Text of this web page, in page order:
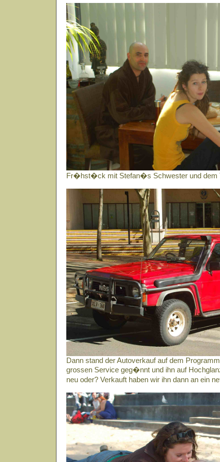
Fr�hst�ck mit Stefan�s Schwester und dem
Dann stand der Autoverkauf auf dem
grossen Service geg�nnt und ihn auf
neu oder? Verkauft haben wir ihn dann an ein